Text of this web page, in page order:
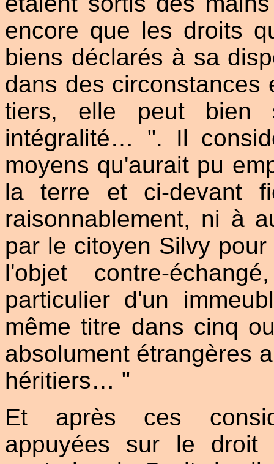
encore que les droits
biens déclarés à sa
dans des circonstances
tiers, elle peut bien
intégralité… ". Il
moyens qu'aurait pu
la terre et ci-devant
raisonnablement, ni à
par le citoyen Silvy
l'objet contre-
particulier d'un
même titre dans cinq
absolument étrangères
héritiers… "
Et après ces
appuyées sur le